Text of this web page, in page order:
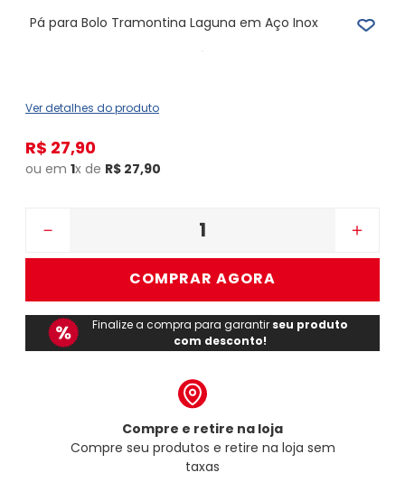
Pá para Bolo Tramontina Laguna em Aço Inox
Ver detalhes do produto
R$ 27,90
ou em 1x de R$ 27,90
＋
－
COMPRAR AGORA
Finalize a compra para garantir seu produto
com desconto!
Compre e retire na loja
Compre seu produtos e retire na loja sem
taxas